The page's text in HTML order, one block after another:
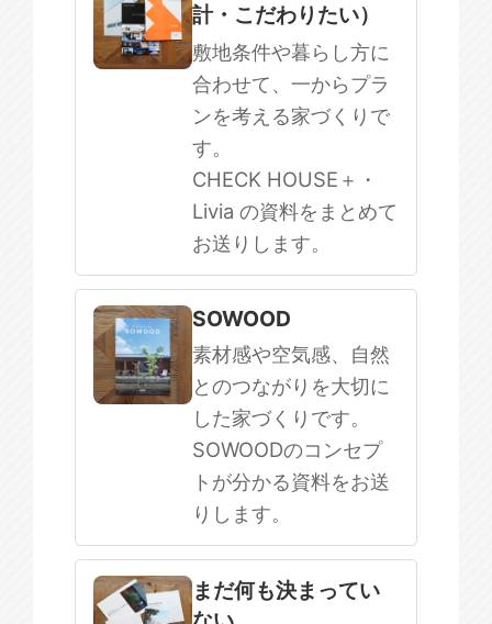
計・こだわりたい）
敷地条件や暮らし方に
合わせて、一からプラ
ンを考える家づくりで
す。
CHECK HOUSE＋・
Livia の資料をまとめて
お送りします。
SOWOOD
素材感や空気感、自然
とのつながりを大切に
した家づくりです。
SOWOODのコンセプ
トが分かる資料をお送
りします。
まだ何も決まってい